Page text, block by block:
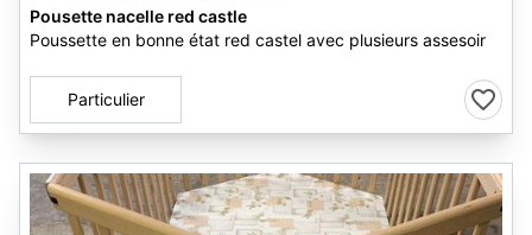
Pousette nacelle red castle
Poussette en bonne état red castel avec plusieurs assesoir
Particulier